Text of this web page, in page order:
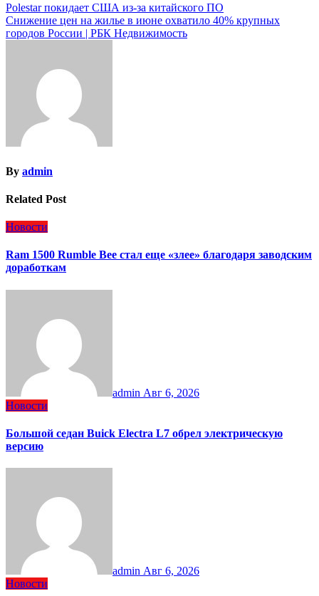
Навигация
по
Polestar покидает США из-за китайского ПО
Снижение цен на жилье в июне охватило 40% крупных
городов России | РБК Недвижимость
By admin
Related Post
Новости
Ram 1500 Rumble Bee стал еще «злее» благодаря заводским
доработкам
admin Авг 6, 2026
Новости
Большой седан Buick Electra L7 обрел электрическую
версию
admin Авг 6, 2026
Новости